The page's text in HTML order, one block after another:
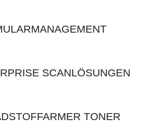
SCANLÖSUNGEN
TONER